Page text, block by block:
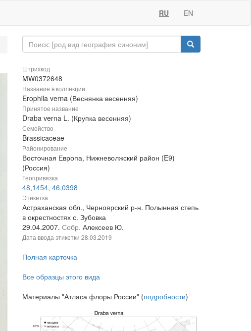
RU EN
Штрихкод
MW0372648
Название в коллекции
Erophila verna (Веснянка весенняя)
Принятое название
Draba verna L. (Крупка весенняя)
Семейство
Brassicaceae
Районирование
Восточная Европа, Нижневолжский район (E9)
(Россия)
Геопривязка
48,1454, 46,0398
Этикетка
Астраханская обл., Черноярский р-н. Полынная степь
в окрестностях с. Зубовка
29.04.2007. Собр. Алексеев Ю.
Дата ввода этикетки 28.03.2019
Полная карточка
Все образцы этого вида
Материалы "Атласа флоры России" (подробности)